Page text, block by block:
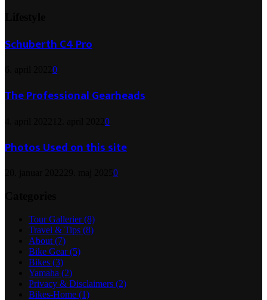
Schuberth C4 Pro
0
The Professional Gearheads
0
Photos Used on this site
0
Tour Gallerier(8)
Travel & Tips (8)
About (7)
Bike Gear(5)
Bikes (3)
Yamaha (2)
Privacy & Disclaimers (2)
Bikes-Home (1)